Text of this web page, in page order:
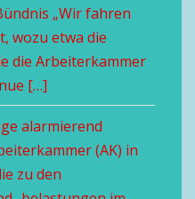
„Wir fahren
wozu etwa die
die Arbeiterkammer
[…]
alarmierend
(AK) in
zu den